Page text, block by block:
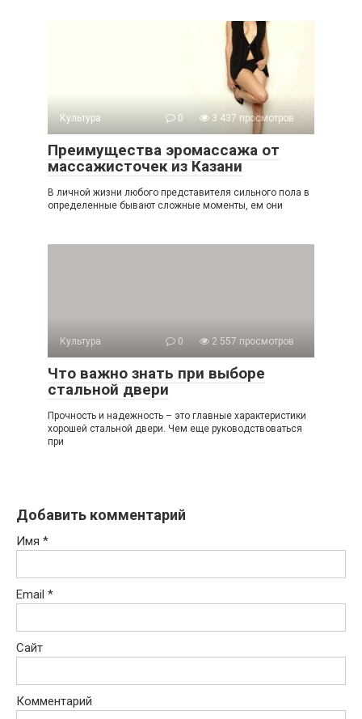
Культура 0 3 437 просмотров
Преимущества эромассажа от
массажисточек из Казани
В личной жизни любого представителя сильного пола в
определенные бывают сложные моменты, ем они
Культура 0 2 557 просмотров
Что важно знать при выборе
стальной двери
Прочность и надежность – это главные характеристики
хорошей стальной двери. Чем еще руководствоваться
при
Добавить комментарий
Имя *
Email *
Сайт
Комментарий